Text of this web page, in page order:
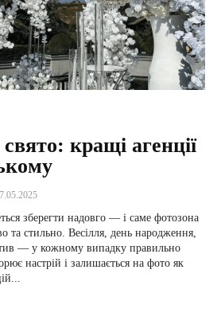
кращі агенції
зберегти надовго — і саме фотозона
та стильно. Весілля, день народження,
— у кожному випадку правильно
настрій і залишається на фото як